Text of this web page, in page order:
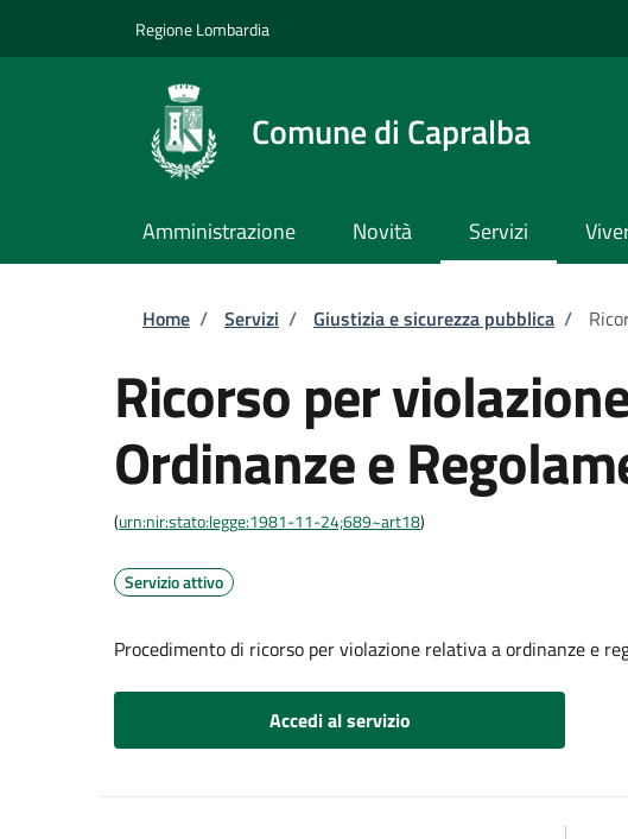
Regione Lombardia
Comune di Capralba
Amministrazione Novità Servizi
Briciole di pane
Home / Servizi / Giustizia e sicurezza pubblica /
Ricorso per
Ordinanze e
(urn:nir:stato:legge:1981-11-24;689~art18)
Servizio attivo
Procedimento di ricorso per violazione relativa a ordinanze e
Accedi al servizio